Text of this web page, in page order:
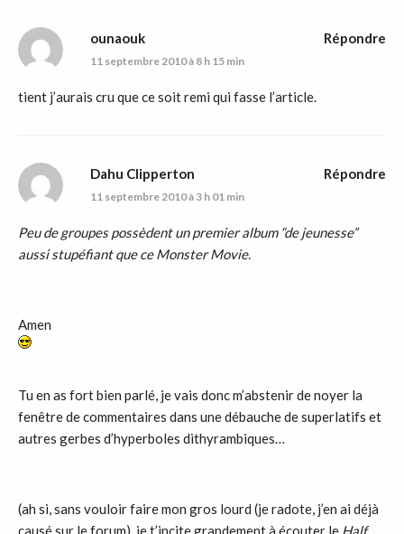
ounaouk
11 septembre 2010 à 8 h 15 min
tient j’aurais cru que ce soit remi qui fasse l’article.
Répondre
Dahu Clipperton
11 septembre 2010 à 3 h 01 min
Peu de groupes possèdent un premier album “de jeunesse”
aussi stupéfiant que ce Monster Movie.
Amen
Tu en as fort bien parlé, je vais donc m’abstenir de noyer la
fenêtre de commentaires dans une débauche de superlatifs et
autres gerbes d’hyperboles dithyrambiques…
(ah si, sans vouloir faire mon gros lourd (je radote, j’en ai déjà
causé sur le forum), je t’incite grandement à écouter le Half
Répondre